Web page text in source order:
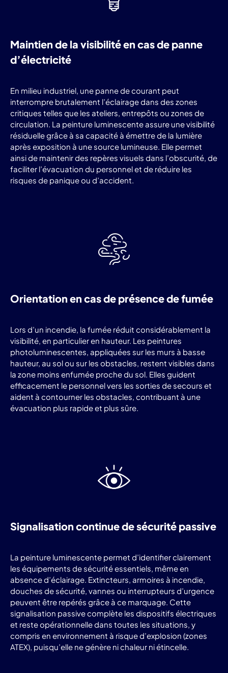
Maintien de la visibilité en cas de panne
d’électricité
En milieu industriel, une panne de courant peut
interrompre brutalement l’éclairage dans des zones
critiques telles que les ateliers, entrepôts ou zones de
circulation. La peinture luminescente assure une visibilité
résiduelle grâce à sa capacité à émettre de la lumière
après exposition à une source lumineuse. Elle permet
ainsi de maintenir des repères visuels dans l’obscurité, de
faciliter l’évacuation du personnel et de réduire les
risques de panique ou d’accident.
Orientation en cas de présence de fumée
Lors d’un incendie, la fumée réduit considérablement la
visibilité, en particulier en hauteur. Les peintures
photoluminescentes, appliquées sur les murs à basse
hauteur, au sol ou sur les obstacles, restent visibles dans
la zone moins enfumée proche du sol. Elles guident
efficacement le personnel vers les sorties de secours et
aident à contourner les obstacles, contribuant à une
évacuation plus rapide et plus sûre.
Signalisation continue de sécurité passive
La peinture luminescente permet d’identifier clairement
les équipements de sécurité essentiels, même en
absence d’éclairage. Extincteurs, armoires à incendie,
douches de sécurité, vannes ou interrupteurs d’urgence
peuvent être repérés grâce à ce marquage. Cette
signalisation passive complète les dispositifs électriques
et reste opérationnelle dans toutes les situations, y
compris en environnement à risque d’explosion (zones
ATEX), puisqu’elle ne génère ni chaleur ni étincelle.